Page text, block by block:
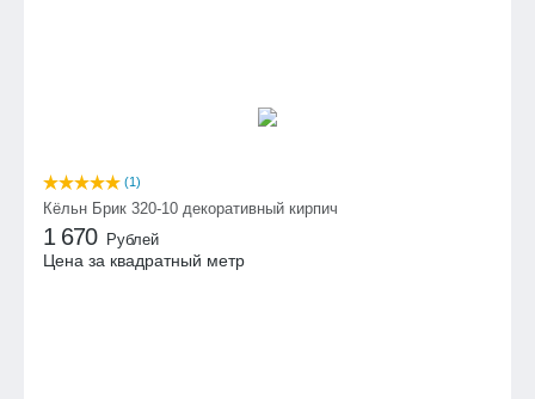
(1)
Кёльн Брик 320-10 декоративный кирпич
1 670 Рублей
Цена за квадратный метр